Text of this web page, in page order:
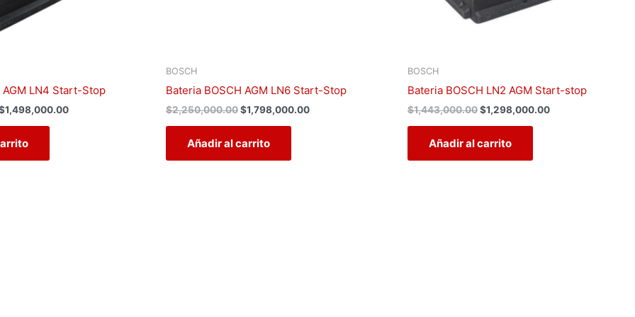
AGM LN4 Start-Stop
1,498,000.00
BOSCH
Bateria BOSCH AGM LN6 Start-Stop
$2,250,000.00$1,798,000.00
Añadir al carrito
BOSCH
Bateria BOSCH LN2 AGM Start-stop
$1,443,000.00$1,298,000.00
Añadir al carrito